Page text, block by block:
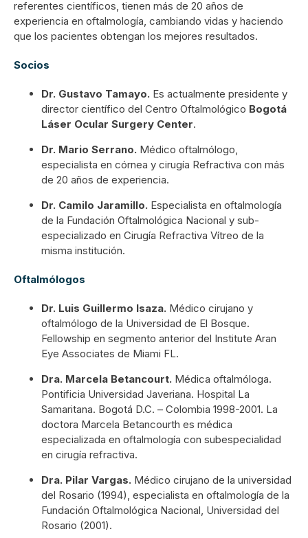
referentes científicos, tienen más de 20 años de
experiencia en oftalmología, cambiando vidas y haciendo
que los pacientes obtengan los mejores resultados.
Socios
Dr. Gustavo Tamayo. Es actualmente presidente y
director científico del Centro Oftalmológico Bogotá
Láser Ocular Surgery Center.
Dr. Mario Serrano. Médico oftalmólogo,
especialista en córnea y cirugía Refractiva con más
de 20 años de experiencia.
Dr. Camilo Jaramillo. Especialista en oftalmología
de la Fundación Oftalmológica Nacional y sub-
especializado en Cirugía Refractiva Vítreo de la
misma institución.
Oftalmólogos
Dr. Luis Guillermo Isaza. Médico cirujano y
oftalmólogo de la Universidad de El Bosque.
Fellowship en segmento anterior del Institute Aran
Eye Associates de Miami FL.
Dra. Marcela Betancourt. Médica oftalmóloga.
Pontificia Universidad Javeriana. Hospital La
Samaritana. Bogotá D.C. – Colombia 1998-2001. La
doctora Marcela Betancourth es médica
especializada en oftalmología con subespecialidad
en cirugía refractiva.
Dra. Pilar Vargas. Médico cirujano de la universidad
del Rosario (1994), especialista en oftalmología de la
Fundación Oftalmológica Nacional, Universidad del
Rosario (2001).